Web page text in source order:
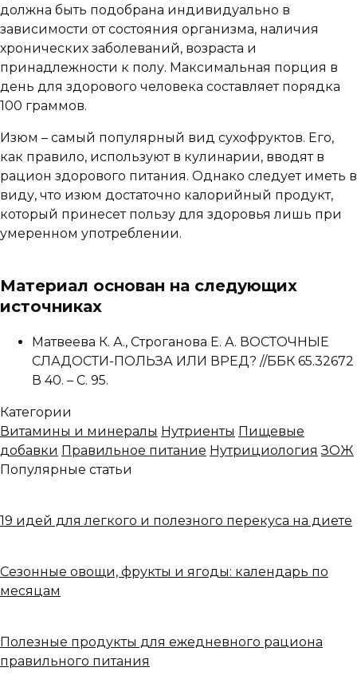
должна быть подобрана индивидуально в
зависимости от состояния организма, наличия
хронических заболеваний, возраста и
принадлежности к полу. Максимальная порция в
день для здорового человека составляет порядка
100 граммов.
Изюм – самый популярный вид сухофруктов. Его,
как правило, используют в кулинарии, вводят в
рацион здорового питания. Однако следует иметь в
виду, что изюм достаточно калорийный продукт,
который принесет пользу для здоровья лишь при
умеренном употреблении.
Материал основан на следующих
источниках
Матвеева К. А., Строганова Е. А. ВОСТОЧНЫЕ
СЛАДОСТИ-ПОЛЬЗА ИЛИ ВРЕД? //ББК 65.32672
В 40. – С. 95.
Категории
Витамины и минералы Нутриенты Пищевые
добавки Правильное питание Нутрициология ЗОЖ
Популярные статьи
19 идей для легкого и полезного перекуса на диете
Сезонные овощи, фрукты и ягоды: календарь по
месяцам
Полезные продукты для ежедневного рациона
правильного питания